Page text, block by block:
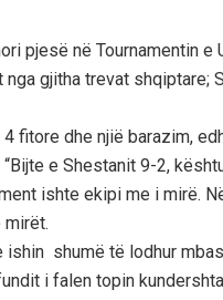
pjesë në Tournamentin
gjitha trevat shqiptare;
fitore dhe njië barazim,
e Shestanit 9-2,
ishte ekipi me i mirë.
mirët.
shumë të lodhur
i falen topin